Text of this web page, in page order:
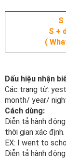
S
S +
(
Dấu hiệu nhận
Các trạng từ:
month/ year/
Cách dùng:
Diễn tả hành
thời gian xác định.
EX: I went to
Diễn tả hành